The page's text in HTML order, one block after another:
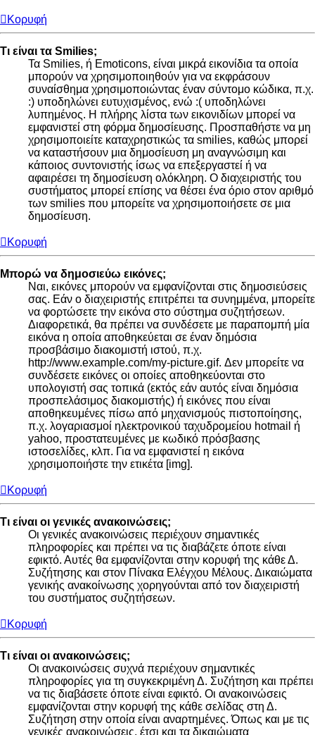
Κορυφή
Τι είναι τα Smilies;
Τα Smilies, ή Emoticons, είναι μικρά εικονίδια τα οποία
μπορούν να χρησιμοποιηθούν για να εκφράσουν
συναίσθημα χρησιμοποιώντας έναν σύντομο κώδικα, π.χ.
:) υποδηλώνει ευτυχισμένος, ενώ :( υποδηλώνει
λυπημένος. Η πλήρης λίστα των εικονιδίων μπορεί να
εμφανιστεί στη φόρμα δημοσίευσης. Προσπαθήστε να μη
χρησιμοποιείτε καταχρηστικώς τα smilies, καθώς μπορεί
να καταστήσουν μια δημοσίευση μη αναγνώσιμη και
κάποιος συντονιστής ίσως να επεξεργαστεί ή να
αφαιρέσει τη δημοσίευση ολόκληρη. Ο διαχειριστής του
συστήματος μπορεί επίσης να θέσει ένα όριο στον αριθμό
των smilies που μπορείτε να χρησιμοποιήσετε σε μια
δημοσίευση.
Κορυφή
Μπορώ να δημοσιεύω εικόνες;
Ναι, εικόνες μπορούν να εμφανίζονται στις δημοσιεύσεις
σας. Εάν ο διαχειριστής επιτρέπει τα συνημμένα, μπορείτε
να φορτώσετε την εικόνα στο σύστημα συζητήσεων.
Διαφορετικά, θα πρέπει να συνδέσετε με παραπομπή μία
εικόνα η οποία αποθηκεύεται σε έναν δημόσια
προσβάσιμο διακομιστή ιστού, π.χ.
http://www.example.com/my-picture.gif. Δεν μπορείτε να
συνδέσετε εικόνες οι οποίες αποθηκεύονται στο
υπολογιστή σας τοπικά (εκτός εάν αυτός είναι δημόσια
προσπελάσιμος διακομιστής) ή εικόνες που είναι
αποθηκευμένες πίσω από μηχανισμούς πιστοποίησης,
π.χ. λογαριασμοί ηλεκτρονικού ταχυδρομείου hotmail ή
yahoo, προστατευμένες με κωδικό πρόσβασης
ιστοσελίδες, κλπ. Για να εμφανιστεί η εικόνα
χρησιμοποιήστε την ετικέτα [img].
Κορυφή
Τι είναι οι γενικές ανακοινώσεις;
Οι γενικές ανακοινώσεις περιέχουν σημαντικές
πληροφορίες και πρέπει να τις διαβάζετε όποτε είναι
εφικτό. Αυτές θα εμφανίζονται στην κορυφή της κάθε Δ.
Συζήτησης και στον Πίνακα Ελέγχου Μέλους. Δικαιώματα
γενικής ανακοίνωσης χορηγούνται από τον διαχειριστή
του συστήματος συζητήσεων.
Κορυφή
Τι είναι οι ανακοινώσεις;
Οι ανακοινώσεις συχνά περιέχουν σημαντικές
πληροφορίες για τη συγκεκριμένη Δ. Συζήτηση και πρέπει
να τις διαβάσετε όποτε είναι εφικτό. Οι ανακοινώσεις
εμφανίζονται στην κορυφή της κάθε σελίδας στη Δ.
Συζήτηση στην οποία είναι αναρτημένες. Όπως και με τις
γενικές ανακοινώσεις, έτσι και τα δικαιώματα